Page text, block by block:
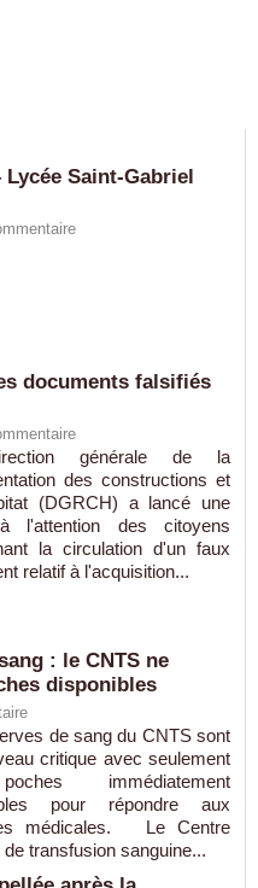
Saint-Gabriel
documents falsifiés
générale de la
des constructions et
(DGRCH) a lancé une
l'attention des citoyens
la circulation d'un faux
relatif à l'acquisition...
: le CNTS ne
disponibles
de sang du CNTS sont
critique avec seulement
immédiatement
pour répondre aux
médicales. Le Centre
de transfusion sanguine...